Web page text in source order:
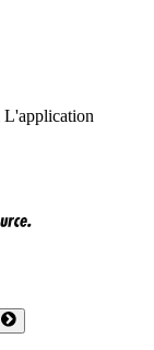
L'application